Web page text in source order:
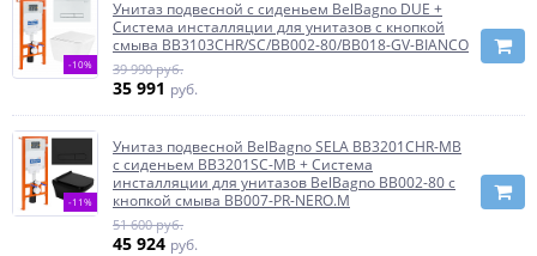
-10%
Унитаз подвесной с сиденьем BelBagno DUE +
Система инсталляции для унитазов с кнопкой
смыва BB3103CHR/SC/BB002-80/BB018-GV-BIANCO
39 990 руб.
35 991 руб.
-11%
Унитаз подвесной BelBagno SELA BB3201CHR-MB
с сиденьем BB3201SC-MB + Система
инсталляции для унитазов BelBagno BB002-80 с
кнопкой смыва BB007-PR-NERO.M
51 600 руб.
45 924 руб.